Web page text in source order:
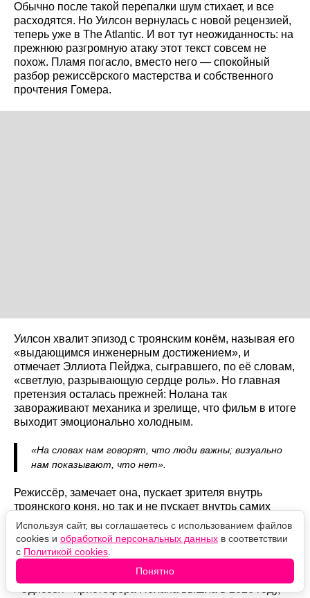
Обычно после такой перепалки шум стихает, и все
расходятся. Но Уилсон вернулась с новой рецензией,
теперь уже в The Atlantic. И вот тут неожиданность: на
прежнюю разгромную атаку этот текст совсем не
похож. Пламя погасло, вместо него — спокойный
разбор режиссёрского мастерства и собственного
прочтения Гомера.
Уилсон хвалит эпизод с троянским конём, называя его
«выдающимся инженерным достижением», и
отмечает Эллиота Пейджа, сыгравшего, по её словам,
«светлую, разрывающую сердце роль». Но главная
претензия осталась прежней: Нолана так
завораживают механика и зрелище, что фильм в итоге
выходит эмоционально холодным.
«На словах нам говорят, что люди важны; визуально
нам показывают, что нет».
Режиссёр, замечает она, пускает зрителя внутрь
троянского коня, но так и не пускает внутрь самих
героев. Итог она формулирует коротко:
«Визуально ошеломляющий, эмоционально
пустой фильм».
«Одиссея» Кристофера Нолана вышла в 2026 году,
Используя сайт, вы соглашаетесь с использованием файлов
cookies и обработкой персональных данных в соответствии
с Политикой cookies
Понятно